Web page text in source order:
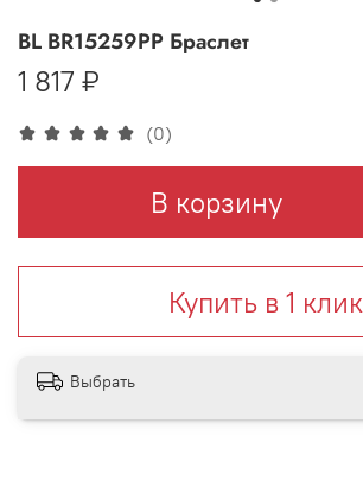
(0)
BL BR15259PP Браслет
1 817 ₽
В корзину
Купить в 1 клик
Выбрать